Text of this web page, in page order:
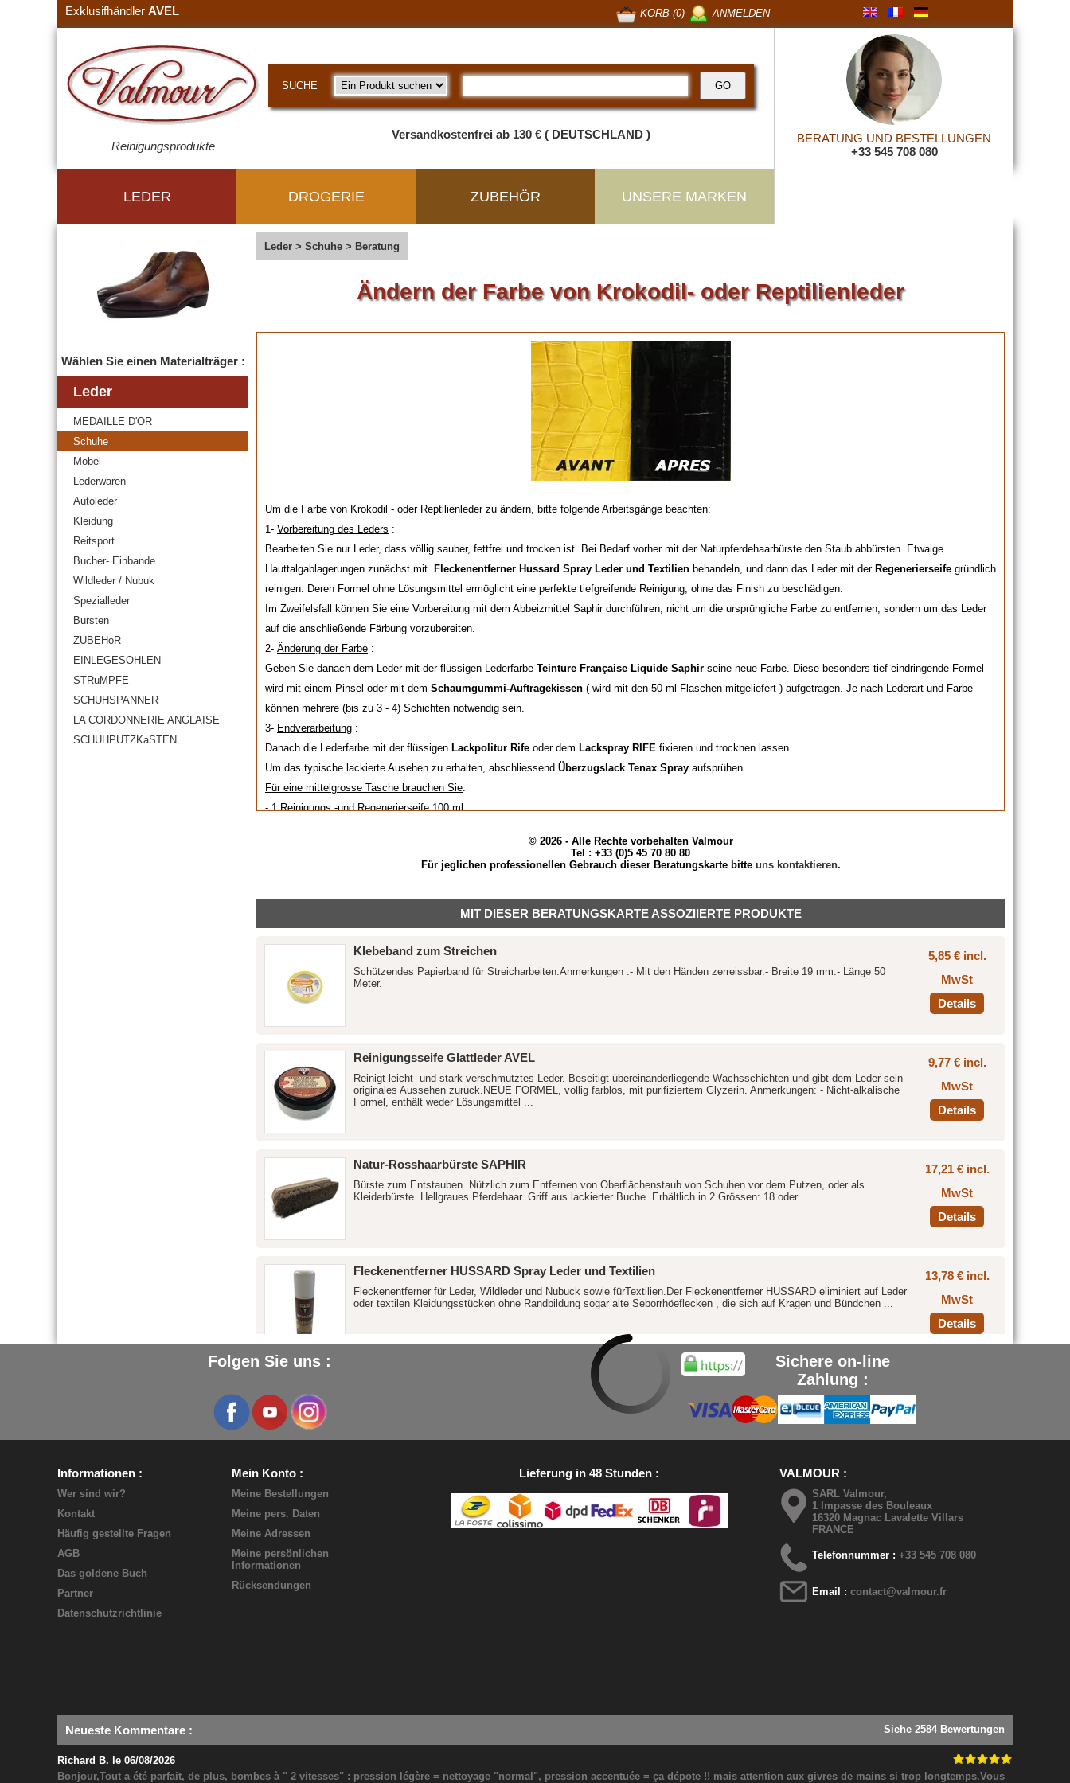
Exklusifhändler AVEL ANMELDEN
KORB (0)
Reinigungsprodukte
SUCHE
Versandkostenfrei ab 130 € ( DEUTSCHLAND )
BERATUNG UND BESTELLUNGEN
+33 545 708 080
LEDER DROGERIE ZUBEHÖR UNSERE MARKEN
Wählen Sie einen Materialträger :
Leder
MEDAILLE D'OR
Schuhe
Mobel
Lederwaren
Autoleder
Kleidung
Reitsport
Bucher- Einbande
Wildleder / Nubuk
Spezialleder
Bursten
ZUBEHoR
EINLEGESOHLEN
STRuMPFE
SCHUHSPANNER
LA CORDONNERIE ANGLAISE
SCHUHPUTZKaSTEN
Leder > Schuhe > Beratung
Ändern der Farbe von Krokodil- oder Reptilienleder
Um die Farbe von Krokodil - oder Reptilienleder zu ändern, bitte folgende Arbeitsgänge beachten:
1- Vorbereitung des Leders :
Bearbeiten Sie nur Leder, dass völlig sauber, fettfrei und trocken ist. Bei Bedarf vorher mit der Naturpferdehaarbürste den Staub abbürsten. Etwaige
Hauttalgablagerungen zunächst mit
Fleckenentferner Hussard Spray Leder und Textilien behandeln, und dann das Leder mit der Regenerierseife gründlich
reinigen. Deren Formel ohne Lösungsmittel ermöglicht eine perfekte tiefgreifende Reinigung, ohne das Finish zu beschädigen.
Im Zweifelsfall können Sie eine Vorbereitung mit dem Abbeizmittel Saphir durchführen, nicht um die ursprüngliche Farbe zu entfernen, sondern um das Leder
auf die anschließende Färbung vorzubereiten.
2- Änderung der Farbe :
Geben Sie danach dem Leder mit der flüssigen Lederfarbe Teinture Française Liquide Saphir seine neue Farbe. Diese besonders tief eindringende Formel
wird mit einem Pinsel oder mit dem Schaumgummi-Auftragekissen ( wird mit den 50 ml Flaschen mitgeliefert ) aufgetragen. Je nach Lederart und Farbe
können mehrere (bis zu 3 - 4) Schichten notwendig sein.
3- Endverarbeitung :
Danach die Lederfarbe mit der flüssigen Lackpolitur Rife oder dem Lackspray RIFE fixieren und trocknen lassen.
Um das typische lackierte Ausehen zu erhalten, abschliessend Überzugslack Tenax Spray aufsprühen.
Für eine mittelgrosse Tasche brauchen Sie:
- 1 Reinigungs -und Regenerierseife 100 ml
- 1 Flakon Lackpolitur Rife flüssig 100 ml oder 1 Lackspray
© 2026 - Alle Rechte vorbehalten Valmour
Tel : +33 (0)5 45 70 80 80
Für jeglichen professionellen Gebrauch dieser Beratungskarte bitte uns kontaktieren.
MIT DIESER BERATUNGSKARTE ASSOZIIERTE PRODUKTE
Klebeband zum Streichen
Schützendes Papierband fûr Streicharbeiten.Anmerkungen :- Mit den Händen zerreissbar.- Breite 19 mm.- Länge 50
Meter.
5,85 € incl.
MwSt
Details
Reinigungsseife Glattleder AVEL
Reinigt leicht- und stark verschmutztes Leder. Beseitigt übereinanderliegende Wachsschichten und gibt dem Leder sein
originales Aussehen zurück.NEUE FORMEL, völlig farblos, mit purifiziertem Glyzerin. Anmerkungen: - Nicht-alkalische
Formel, enthält weder Lösungsmittel ...
9,77 € incl.
MwSt
Details
Natur-Rosshaarbürste SAPHIR
Bürste zum Entstauben. Nützlich zum Entfernen von Oberflächenstaub von Schuhen vor dem Putzen, oder als
Kleiderbürste. Hellgraues Pferdehaar. Griff aus lackierter Buche. Erhältlich in 2 Grössen: 18 oder ...
17,21 € incl.
MwSt
Details
Fleckenentferner HUSSARD Spray Leder und Textilien
Fleckenentferner für Leder, Wildleder und Nubuck sowie fürTextilien.Der Fleckenentferner HUSSARD eliminiert auf Leder
oder textilen Kleidungsstücken ohne Randbildung sogar alte Seborrhöeflecken , die sich auf Kragen und Bündchen ...
13,78 € incl.
MwSt
Details
Flachpinsel für umfangeiche Arbeiten. Erhältlich in 3 Grössen (siehe unten):Anmerkungen :- Dicker Flachpinsel.-
Geschliffener Rohholzstiel.- Ring aus Kupferstahl.- Naturborsten.
Folgen Sie uns :
Sichere on-line
Zahlung :
Informationen
Wer sind wir?
Kontakt
Häufig gestellte Fragen
AGB
Das goldene Buch
Partner
Datenschutzrichtlinie
Mein Konto
Meine Bestellungen
Meine pers. Daten
Meine Adressen
Meine persönlichen
Informationen
Rücksendungen
Lieferung in 48 Stunden VALMOUR
SARL Valmour,
1 Impasse des Bouleaux
16320 Magnac Lavalette Villars
FRANCE
Telefonnummer :+33 545 708 080
Email :contact@valmour.fr
Neueste Kommentare : Siehe 2584 Bewertungen
Richard B. le 06/08/2026
Bonjour,Tout a été parfait, de plus, bombes à " 2 vitesses" : pression légère = nettoyage "normal", pression accentuée = ça dépote !! mais attention aux givres de mains si trop longtemps.Vous